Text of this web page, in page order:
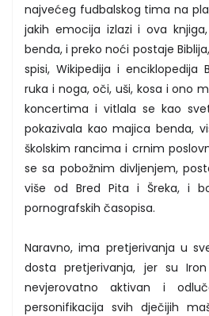
najvećeg fudbalskog tima na
jakih emocija izlazi i ova
benda, i preko noći postaje
spisi, Wikipedija i enciklopedija
ruka i noga, oči, uši, kosa i ono
koncertima i vitlala se kao
pokazivala kao majica benda,
školskim rancima i crnim
se sa pobožnim divljenjem,
više od Bred Pita i Šreka, i
pornografskih časopisa.
Naravno, ima pretjerivanja u
dosta pretjerivanja, jer su
nevjerovatno aktivan i
personifikacija svih dječijih